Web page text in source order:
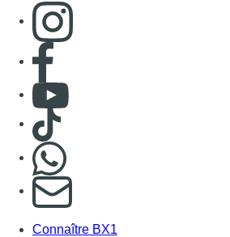
Consulter page Instagram
Consulter page Facebook
Consulter Youtube
Consulter TikTok
S'abonner à notre newsletter
Connaître BX1